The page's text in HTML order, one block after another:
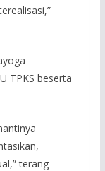
TPKS beserta
terang